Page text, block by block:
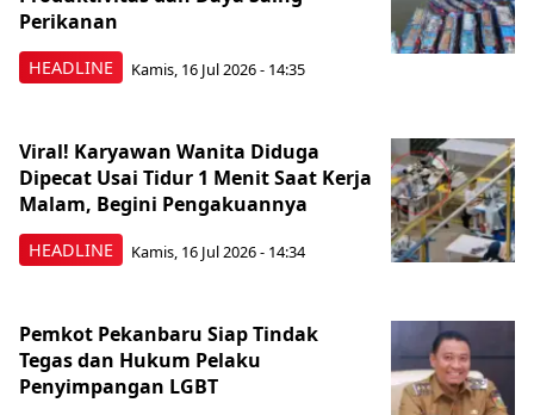
HEADLINE
Perikanan
Kamis, 16 Jul 2026 - 14:35
HEADLINE
Viral! Karyawan Wanita Diduga
Dipecat Usai Tidur 1 Menit Saat Kerja
Malam, Begini Pengakuannya
Kamis, 16 Jul 2026 - 14:34
Pemkot Pekanbaru Siap Tindak
Tegas dan Hukum Pelaku
Penyimpangan LGBT